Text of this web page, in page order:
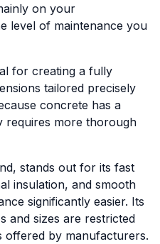
on your
level of maintenance you
for creating a fully
tailored precisely
concrete has a
requires more thorough
stands out for its fast
insulation, and smooth
significantly easier. Its
and sizes are restricted
offered by manufacturers.